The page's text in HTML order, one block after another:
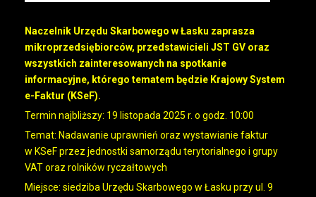
Naczelnik Urzędu Skarbowego w Łasku zaprasza
mikroprzedsiębiorców, przedstawicieli JST GV oraz
wszystkich zainteresowanych na spotkanie
informacyjne, którego tematem będzie Krajowy System
e-Faktur (KSeF).
Termin najbliższy: 19 listopada 2025 r. o godz. 10:00
Temat: Nadawanie uprawnień oraz wystawianie faktur
w KSeF przez jednostki samorządu terytorialnego i grupy
VAT oraz rolników ryczałtowych
Miejsce: siedziba Urzędu Skarbowego w Łasku przy ul. 9